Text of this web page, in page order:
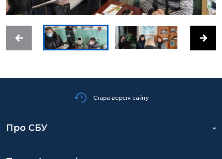
Стара версія сайту
Про СБУ